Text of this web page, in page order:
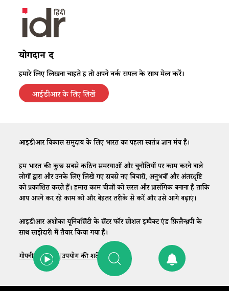
योगदान दें
हमारे लिए लिखना चाहते हैं तो अपने वर्क सैंपल के साथ मेल करें।
आईडीआर के लिए लिखें
आईडीआर विकास समुदाय के लिए भारत का पहला स्वतंत्र ज्ञान मंच है।
हम भारत की कुछ सबसे कठिन समस्याओं और चुनौतियों पर काम करने वाले
लोगों द्वारा और उनके लिए लिखे गए सबसे नए विचारों, अनुभवों और अंतरदृष्टि
को प्रकाशित करते हैं। हमारा काम चीजों को सरल और प्रासंगिक बनाना है ताकि
आप अपने कर रहे काम को और बेहतर तरीके से करें और उसे आगे बढ़ाएं।
आईडीआर अशोका यूनिवर्सिटी के सेंटर फॉर सोशल इम्पैक्ट एंड फ़िलैन्थ्रपी के
साथ साझेदारी में तैयार किया गया है।
गोपनीयता नीति |उपयोग की शर्तें संपर्क